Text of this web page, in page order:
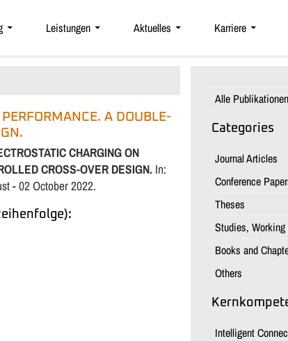
Leistungen Aktuelles Karriere
A DOUBLE-
CHARGING ON
CROSS-OVER DESIGN. In:
- 02 October 2022.
Alle Publikationen
Categories
Journal Articles
Conference
Theses
Studies,
Books and
Others
Intelligent